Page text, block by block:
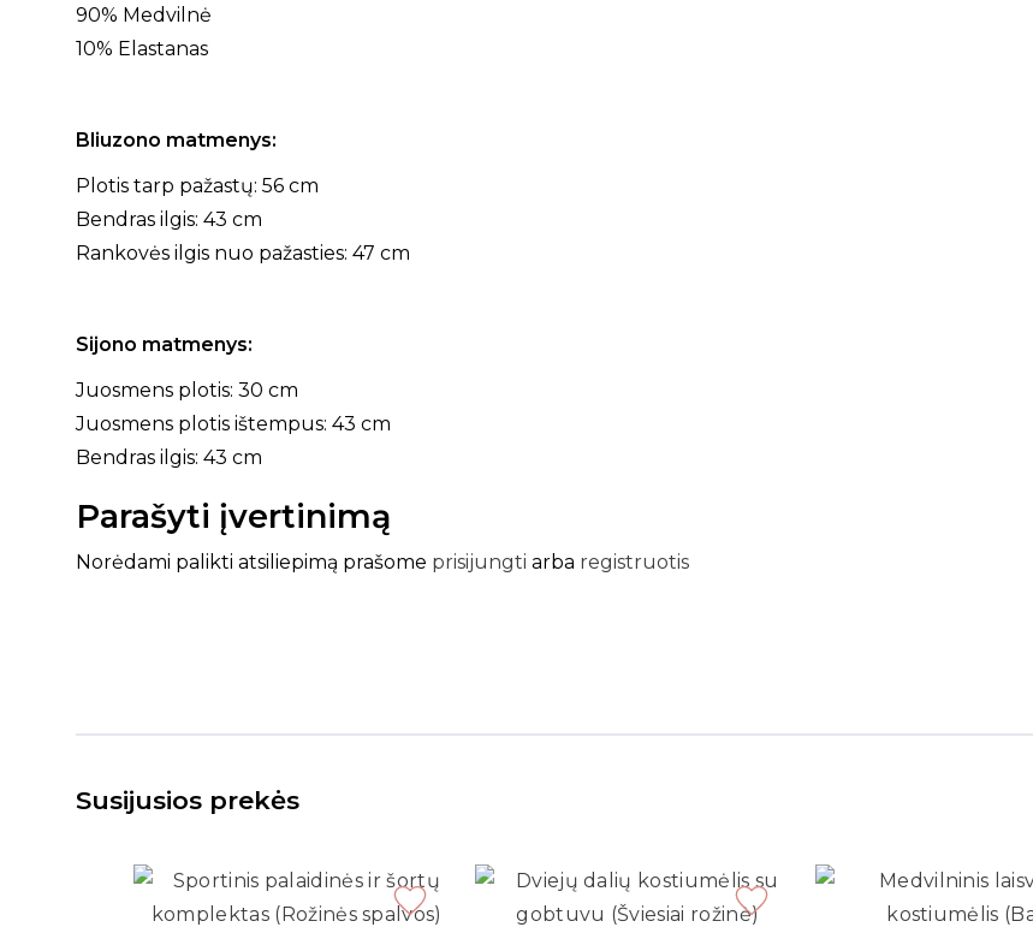
90% Medvilnė
10% Elastanas
Bliuzono matmenys:
Plotis tarp pažastų: 56 cm
Bendras ilgis: 43 cm
Rankovės ilgis nuo pažasties: 47 cm
Sijono matmenys:
Juosmens plotis: 30 cm
Juosmens plotis ištempus: 43 cm
Bendras ilgis: 43 cm
Parašyti įvertinimą
Norėdami palikti atsiliepimą prašome prisijungti arba registruotis
Susijusios prekės